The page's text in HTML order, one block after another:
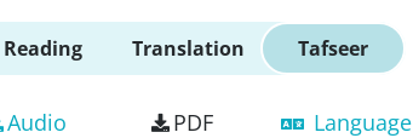
Reading Translation Tafseer
Audio PDF Language